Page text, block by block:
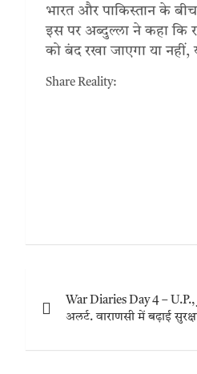
भारत और पाकिस्तान के
इस पर अब्दुल्ला ने कहा कि
को बंद रखा जाएगा या नहीं,
Share Reality:
War Diaries Day 4 –
अलर्ट. वाराणसी में बढ़ाई